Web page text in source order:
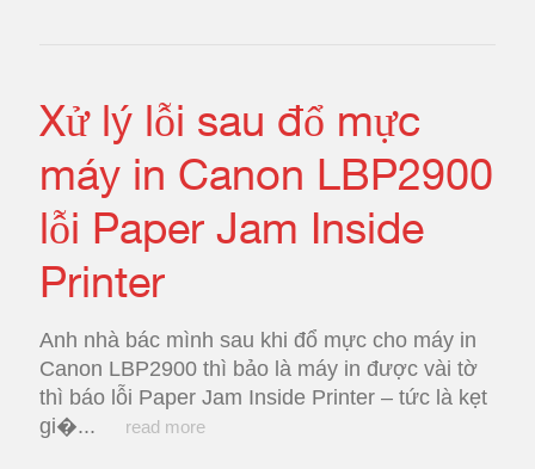
Xử lý lỗi sau đổ mực
máy in Canon LBP2900
lỗi Paper Jam Inside
Printer
Anh nhà bác mình sau khi đổ mực cho máy in
Canon LBP2900 thì bảo là máy in được vài tờ
thì báo lỗi Paper Jam Inside Printer – tức là kẹt
gi�...
read more